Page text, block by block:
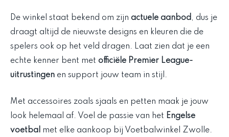
De winkel staat bekend om zijn actuele aanbod , dus je
draagt altijd de nieuwste designs en kleuren die de
spelers ook op het veld dragen. Laat zien dat je een
echte kenner bent met officiële Premier League-
uitrustingen en support jouw team in stijl.
Met accessoires zoals sjaals en petten maak je jouw
look helemaal af. Voel de passie van het Engelse
voetbal met elke aankoop bij Voetbalwinkel Zwolle.